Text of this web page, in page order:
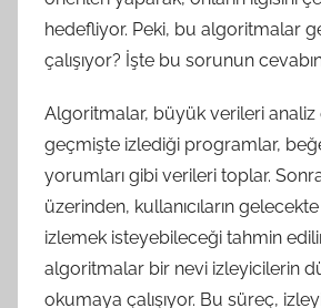
hedefliyor. Peki, bu algoritmalar
çalışıyor? İşte bu sorunun
Algoritmalar, büyük verileri analiz
geçmişte izlediği programlar,
yorumları gibi verileri toplar.
üzerinden, kullanıcıların
izlemek isteyebileceği tahmin
algoritmalar bir nevi izleyicilerin
okumaya çalışıyor. Bu süreç,